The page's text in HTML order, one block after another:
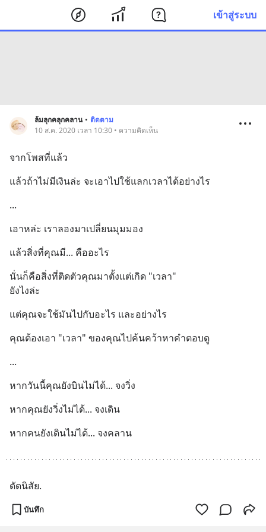
เข้าสู่ระบบ
ล้มลุกคลุกคลาน • ติดตาม
10 ส.ค. 2020 เวลา 10:30 • ความคิดเห็น
จากโพสที่แล้ว
แล้วถ้าไม่มีเงินล่ะ จะเอาไปใช้แลกเวลาได้อย่างไร
...
เอาหล่ะ เราลองมาเปลี่ยนมุมมอง
แล้วสิ่งที่คุณมี... คืออะไร
นั่นก็คือสิ่งที่ติดตัวคุณมาตั้งแต่เกิด "เวลา"
ยังไงล่ะ
แต่คุณจะใช้มันไปกับอะไร และอย่างไร
คุณต้องเอา "เวลา" ของคุณไปค้นคว้าหาคำตอบดู
...
หากวันนี้คุณยังบินไม่ได้... จงวิ่ง
หากคุณยังวิ่งไม่ได้... จงเดิน
หากคนยังเดินไม่ได้... จงคลาน
ดัดนิสัย.
บันทึก